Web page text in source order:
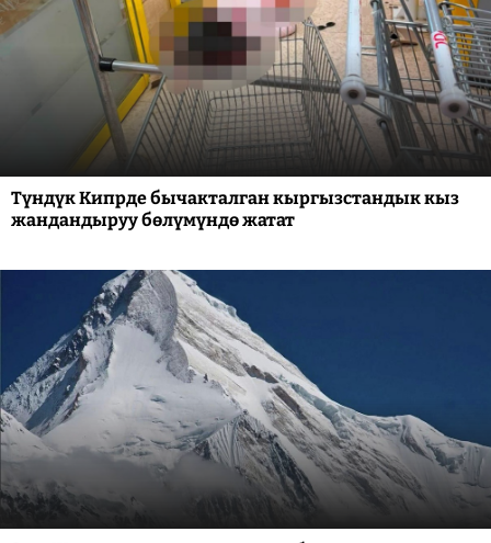
Түндүк Кипрде бычакталган кыргызстандык кыз
жандандыруу бөлүмүндө жатат